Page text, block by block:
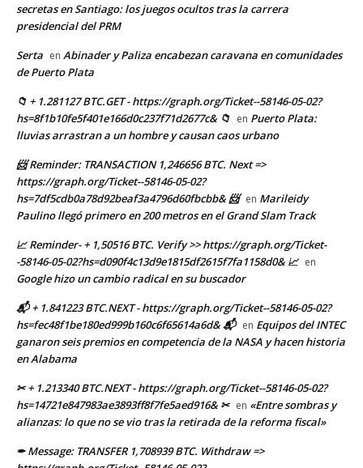
secretas en Santiago: los juegos ocultos tras la carrera
presidencial del PRM
Serta en Abinader y Paliza encabezan caravana en comunidades
de Puerto Plata
📁 + 1.281127 BTC.GET - https://graph.org/Ticket--58146-05-02?
hs=8f1b10fe5f401e166d0c237f71d2677c& 📁 en Puerto Plata:
lluvias arrastran a un hombre y causan caos urbano
📨 Reminder: TRANSACTION 1,246656 BTC. Next =>
https://graph.org/Ticket--58146-05-02?
hs=7df5cdb0a78d92beaf3a4796d60fbcbb& 📨 en Marileidy
Paulino llegó primero en 200 metros en el Grand Slam Track
📈 Reminder- + 1,50516 BTC. Verify >> https://graph.org/Ticket-
-58146-05-02?hs=d090f4c13d9e1815df2615f7fa1158d0& 📈 en
Google hizo un cambio radical en su buscador
📬 + 1.841223 BTC.NEXT - https://graph.org/Ticket--58146-05-02?
hs=fec48f1be180ed999b160c6f65614a6d& 📬 en Equipos del INTEC
ganaron seis premios en competencia de la NASA y hacen historia
en Alabama
✂ + 1.213340 BTC.NEXT - https://graph.org/Ticket--58146-05-02?
hs=14721e847983ae3893ff8f7fe5aed916& ✂ en «Entre sombras y
alianzas: lo que no se vio tras la retirada de la reforma fiscal»
✒ Message: TRANSFER 1,708939 BTC. Withdraw =>